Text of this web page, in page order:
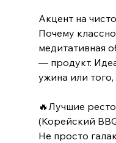
Акцент на
Почему
медитативная
— продукт.
ужина или
🔥Лучшие
(Корейский
Не просто